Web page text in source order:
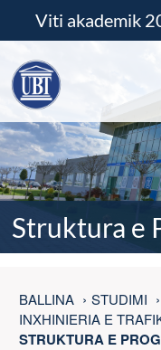
Viti akademik
Struktura e
BALLINA STUDIMI
INXHINIERIA E
STRUKTURA E